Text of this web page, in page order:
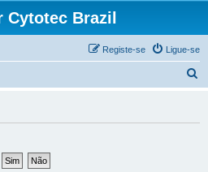
Cytotec Brazil
Ligue-se
Registe-se